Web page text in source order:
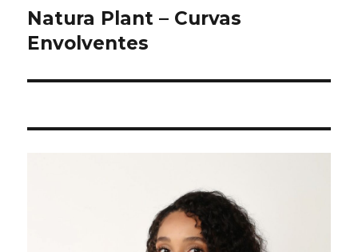
Próximo
post:
Natura Plant – Curvas
Envolventes